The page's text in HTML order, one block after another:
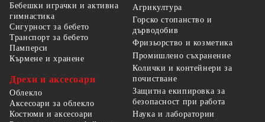
Бебешки играчки и активна
гимнастика
Сигурност за бебето
Транспорт за бебето
Памперси
Кърмене и хранене
Дрехи и аксесоари
Облекло
Аксесоари за облекло
Костюми и аксесоари
Агрикултура
Горско стопанство и
дърводобив
Фризьорство и козметика
Промишлено съхранение
Колички и контейнери за
почистване
Защитна екипировка за
безопасност при работа
Наука и лаборатории